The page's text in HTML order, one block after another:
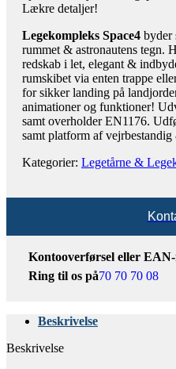
Lækre detaljer!
Legekompleks Space4 byder
rummet & astronautens tegn.
redskab i let, elegant &
rumskibet via enten trappe
for sikker landing på
animationer og funktioner!
samt overholder EN1176.
samt platform af
Kategorier: Legetårne &
Kontooverførsel eller
Ring til os på70 70 70 08
Beskrivelse
Beskrivelse